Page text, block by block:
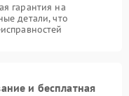
гарантия на
детали, что
и бесплатная